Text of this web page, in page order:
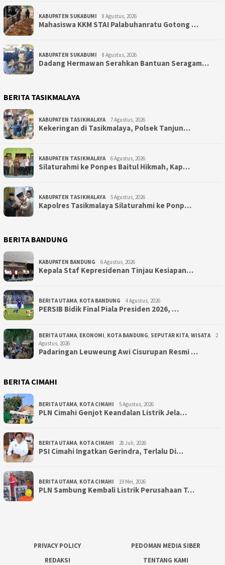
KABUPATEN SUKABUMI 8 Agustus, 2026
Mahasiswa KKM STAI Palabuhanratu Gotong …
KABUPATEN SUKABUMI 8 Agustus, 2026
Dadang Hermawan Serahkan Bantuan Seragam…
BERITA TASIKMALAYA
KABUPATEN TASIKMALAYA 7 Agustus, 2026
Kekeringan di Tasikmalaya, Polsek Tanjun…
KABUPATEN TASIKMALAYA 6 Agustus, 2026
Silaturahmi ke Ponpes Baitul Hikmah, Kap…
KABUPATEN TASIKMALAYA 5 Agustus, 2026
Kapolres Tasikmalaya Silaturahmi ke Ponp…
BERITA BANDUNG
KABUPATEN BANDUNG 6 Agustus, 2026
Kepala Staf Kepresidenan Tinjau Kesiapan…
BERITA UTAMA KOTA BANDUNG 4 Agustus, 2026
PERSIB Bidik Final Piala Presiden 2026, …
BERITA UTAMA EKONOMI KOTA BANDUNG SEPUTAR KITA WISATA
2
Agustus, 2026
Padaringan Leuweung Awi Cisurupan Resmi …
BERITA CIMAHI
BERITA UTAMA KOTA CIMAHI 5 Agustus, 2026
PLN Cimahi Genjot Keandalan Listrik Jela…
BERITA UTAMA KOTA CIMAHI 28 Juli, 2026
PSI Cimahi Ingatkan Gerindra, Terlalu Di…
BERITA UTAMA KOTA CIMAHI 19 Mei, 2026
PLN Sambung Kembali Listrik Perusahaan T…
PRIVACY POLICY
PEDOMAN MEDIA SIBER
REDAKSI
TENTANG KAMI